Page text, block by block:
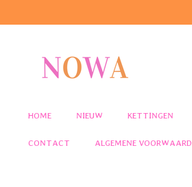
hoofdinhoud
HOME NIEUW KETTINGEN
CONTACT ALGEMENE